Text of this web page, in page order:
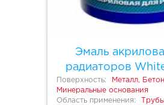
Эмаль
радиаторов
Поверхность:
Металл,
Минеральные основания
Область применения: